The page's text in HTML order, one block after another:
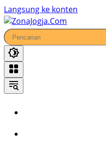
Langsung ke konten